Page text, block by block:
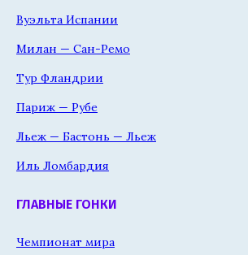
Вуэльта Испании
Милан — Сан-Ремо
Тур Фландрии
Париж — Рубе
Льеж — Бастонь — Льеж
Иль Ломбардия
ГЛАВНЫЕ ГОНКИ
Чемпионат мира